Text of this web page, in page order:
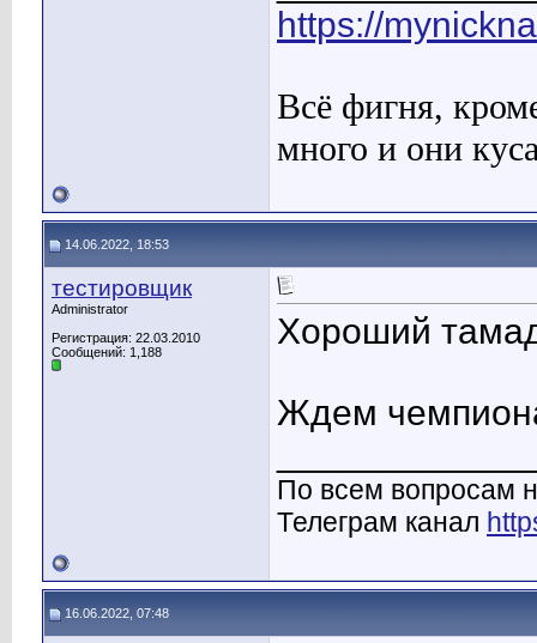
https://
Всё фигня,
много и они
14.06.2022, 18:53
тестировщик
Administrator
Регистрация: 22.03.2010
Сообщений: 1,188
Хороший
Ждем
По всем вопросам
Телеграм канал
16.06.2022, 07:48